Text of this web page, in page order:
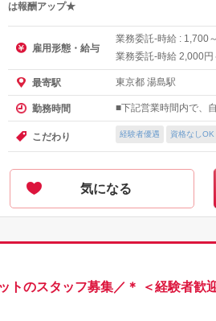
は報酬アップ★
雇用形態・給与
業務委託-時給 : 1,700～
業務委託-時給 2,000円
最寄駅 東京都 湯島駅
勤務時間 ■下記営業時間内で、
こだわり 経験者優遇 資格なしOK
気になる
トのスタッフ募集／＊ ＜経験者